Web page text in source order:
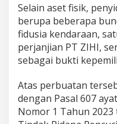
Selain aset fisik,
berupa beberapa
fidusia kendaraan,
perjanjian PT ZIHI,
sebagai bukti
Atas perbuatan
dengan Pasal 607
Nomor 1 Tahun